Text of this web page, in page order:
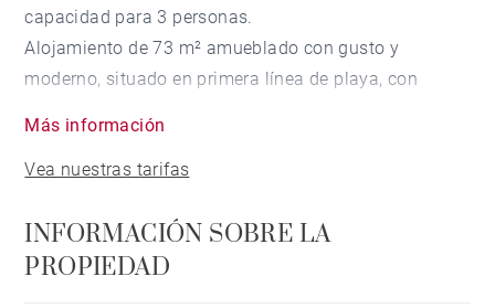
capacidad para 3 personas.
Alojamiento de 73 m² amueblado con gusto y
moderno, situado en primera línea de playa, con
Dispone de ascensor, plancha, acceso internet (wifi),
aire libre en mismo edificio, 1 Televisor.
La cocina americana, está equipada con nevera,
Más información
Vea nuestras tarifas
INFORMACIÓN SOBRE LA
PROPIEDAD